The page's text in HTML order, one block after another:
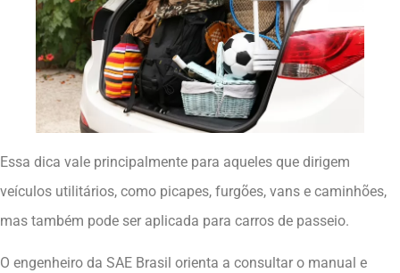
Essa dica vale principalmente para aqueles que dirigem
veículos utilitários, como picapes, furgões, vans e caminhões,
mas também pode ser aplicada para carros de passeio.
O engenheiro da SAE Brasil orienta a consultar o manual e